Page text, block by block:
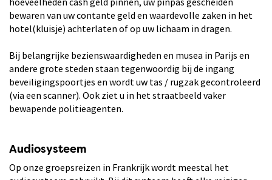
bewaren van uw contante geld en waardevolle zaken in het
hotel(kluisje) achterlaten of op uw lichaam in dragen.
Bij belangrijke bezienswaardigheden en musea in Parijs en
andere grote steden staan tegenwoordig bij de ingang
beveiligingspoortjes en wordt uw tas / rugzak gecontroleerd
(via een scanner). Ook ziet u in het straatbeeld vaker
bewapende politieagenten.
Audiosysteem
Op onze groepsreizen in Frankrijk wordt meestal het